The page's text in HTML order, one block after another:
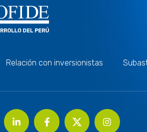
Relación con inversionistas